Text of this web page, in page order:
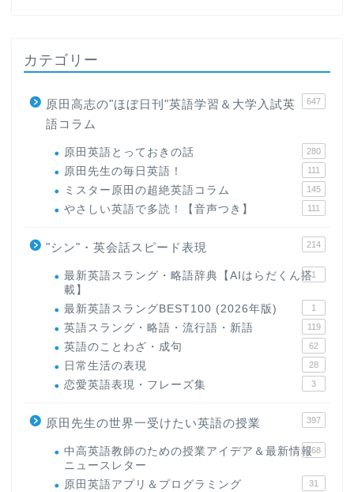
カテゴリー
原田高志の"ほぼ日刊"英語学習＆大学入試英
語コラム
647
原田英語とっておきの話 280
原田先生の毎日英語！ 111
ミスター原田の超絶英語コラム 145
やさしい英語で多読！【音声つき】 111
"シン"・英会話スピード表現 214
最新英語スラング・略語辞典【AIはらだくん搭
載】
1
最新英語スラングBEST100 (2026年版) 1
英語スラング・略語・流行語・新語 119
英語のことわざ・成句 62
日常生活の表現 28
恋愛英語表現・フレーズ集 3
原田先生の世界一受けたい英語の授業 397
中高英語教師のための授業アイデア＆最新情報
ニュースレター
168
原田英語アプリ＆プログラミング 31